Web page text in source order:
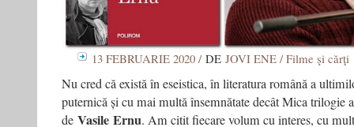
13 FEBRUARIE 2020 / DE JOVI ENE / Filme şi cărţi
Nu cred că există în eseistica, în literatura română a
puternică și cu mai multă însemnătate decât Mica trilogie
de Vasile Ernu. Am citit fiecare volum cu interes, cu